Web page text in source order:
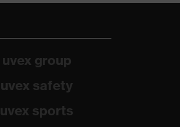
uvex group
uvex safety
uvex sports